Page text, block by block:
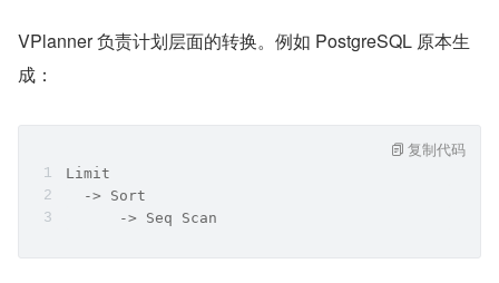
VPlanner 负责计划层面的转换。例如 PostgreSQL 原本生
成：
Limit
  -> Sort
      -> Seq Scan
复制代码